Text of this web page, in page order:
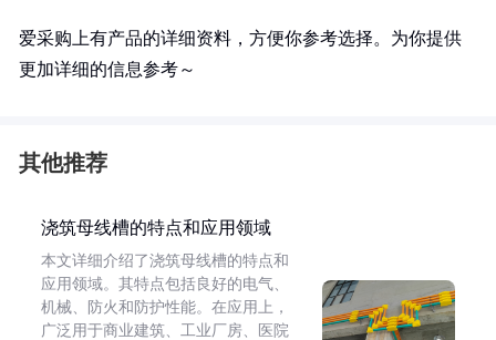
爱采购上有产品的详细资料，方便你参考选择。为你提供
更加详细的信息参考～
其他推荐
浇筑母线槽的特点和应用领域
本文详细介绍了浇筑母线槽的特点和
应用领域。其特点包括良好的电气、
机械、防火和防护性能。在应用上，
广泛用于商业建筑、工业厂房、医院